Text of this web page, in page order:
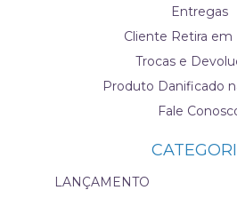
Entregas
Cliente Retira em
Trocas e
Produto Danificado
Fale
LANÇAMENTO